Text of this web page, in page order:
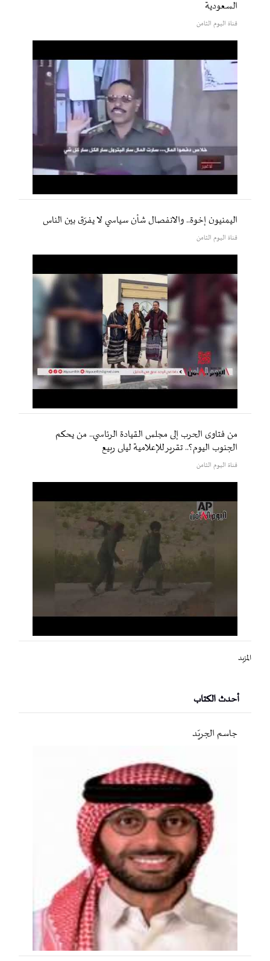
السعودية
قناة اليوم الثامن
اليمنيون إخوة.. والانفصال شأن سياسي لا يفرّق بين الناس
قناة اليوم الثامن
من فتاوى الحرب إلى مجلس القيادة الرئاسي.. من يحكم
الجنوب اليوم؟.. تقرير للإعلامية ليلى ربيع
قناة اليوم الثامن
المزيد
أحدث الكتاب
جاسم الجريّد